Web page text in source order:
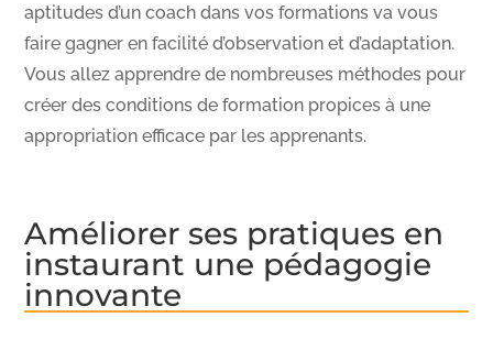
aptitudes d’un coach dans vos formations va vous
faire gagner en facilité d’observation et d’adaptation.
Vous allez apprendre de nombreuses méthodes pour
créer des conditions de formation propices à une
appropriation efficace par les apprenants.
Améliorer ses pratiques en
instaurant une pédagogie
innovante